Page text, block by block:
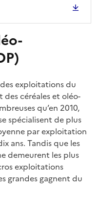
exploitations du
céréales et oléo-
qu’en 2010,
spécialisent de plus
par exploitation
ans. Tandis que les
demeurent les plus
exploitations
grandes gagnent du